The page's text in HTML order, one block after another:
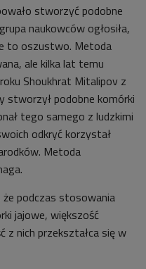
stworzyć podobne
naukowców ogłosiła,
to oszustwo. Metoda
ale kilka lat temu
Shoukhrat Mitalipov z
stworzył podobne komórki
tego samego z ludzkimi
odkryć korzystał
Metoda
podczas stosowania
jajowe, większość
z nich przekształca się w